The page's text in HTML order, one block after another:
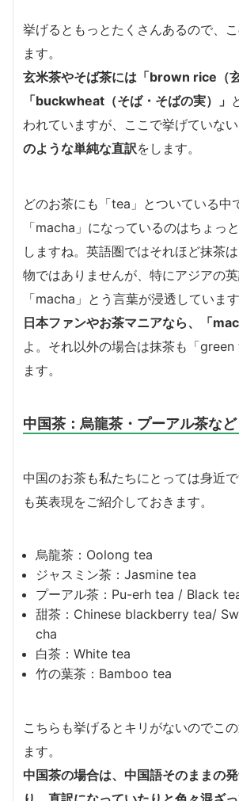
挙げるともっとたくさんあるので、
ます。
玄米茶やそば茶には「brown rice（玄
「buckwheat（そば・そばの実）」
われていますが、ここで挙げていない
のような単純な直訳をします。
どのお茶にも「tea」とついている中
「macha」になっているのはちょっ
しますね。英語圏ではそれほど抹茶
物ではありませんが、特にアジアの
「macha」とう言葉が浸透しています
日本ファンやお茶マニアなら、「
よ。それ以外の場合は抹茶も「
ます。
中国茶：烏龍茶・プーアル茶など
中国のお茶も私たちにとっては身近
も英表現をご紹介しておきます。
烏龍茶：Oolong tea
ジャスミン茶：Jasmine tea
プーアル茶：Pu-erh tea / Black
甜茶：Chinese blackberry tea/
cha
白茶：White tea
竹の葉茶：Bamboo tea
こちらも挙げるとキリがないのでこ
ます。
中国茶の場合は、中国語そのままの